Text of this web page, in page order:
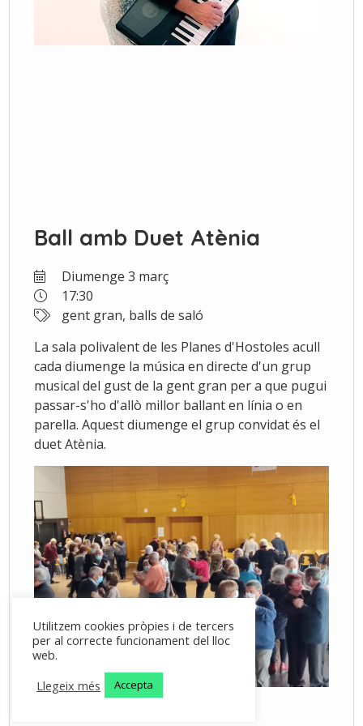
Ball amb Duet Atènia
Diumenge 3 març
17:30
gent gran, balls de saló
La sala polivalent de les Planes d'Hostoles acull
cada diumenge la música en directe d'un grup
musical del gust de la gent gran per a que pugui
passar-s'ho d'allò millor ballant en línia o en
parella. Aquest diumenge el grup convidat és el
duet Atènia.
Utilitzem cookies pròpies i de tercers
per al correcte funcionament del lloc
web.
Llegeix més
Accepta